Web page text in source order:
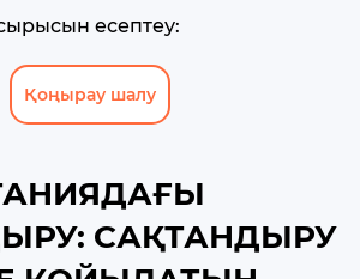
есептеу:
Қоңырау шалу
САҚТАНДЫРУ